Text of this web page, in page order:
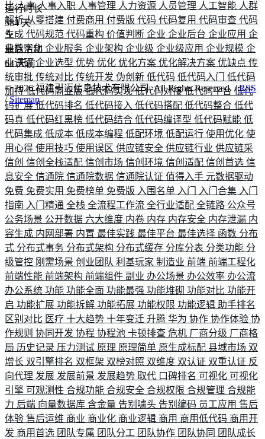
比人事人事入职 人事管理 人力资源 人员管理 人工智能 人群
解析从零搭建 付费商用 付费版 代码 代码复用 代码审查 代码
生成 代码规范 代码重构 价值判断 企业 企业后台 企业应用 企
业数字化 企业服务 企业架构 企业级 企业级应用 企业规模 企
业调研企业选型 优势 优化 优化方案 优化解决方案 优缺点 传
统审批 传统对比 传统开发 伪创新 低代码 低代码入门 低代码
加持低代码商业版低代码实现低代码对接低代码平台 低代
码扩展低代码排名 低代码接入 低代码搭配 低代码整合 低代
码真 低代码红黑榜 低代码结合 低代码编译型 低代码赋能 低
代码集成 低成本 低成本编程 低配环境 低配运行 使用优化 使
用心得 使用技巧 使用误区 供应链安全 供应链行业 供应链采
信创 信创全栈适配 信创市场 信创环境 信创适配 信创首选 信
息安全 信通院 信通院数据 信通院认证 值得入手 元数据驱动
免费 免费实用 免费榜单 免费版 入围名单 入门 入门合集 入门
指南 入门精通 全栈 全流程工作流 全行业适配 全链路 公众号
公务场景 公开数据 六大维度 内卷 内存 内存安全 内存泄漏 内
容生成 内网部署 内置 最佳实践 最佳平台 最佳选择 函数 分布
式 分布式事务 分布式架构 分布式缓存 分库分表 分类功能 分
级管控 刚需场景 创业团队 利基玩家 制造业 前端 前端工程化
前端性能 前端架构 前端组件 副业 办公场景 办公效率 办公流
办公系统 功能 功能全面 功能最强 功能堆砌 功能对比 功能开
启 功能扩展 功能拆解 功能拓展 功能权限 功能逻辑 助手排名
区别对比 医疗 十大趋势 十年变迁 升腾 华为 协作 协作体验 协
作规则 协同开发 协程 协程池 卡顿排查 危机 厂商分级 厂商格
局 历史记录 压力测试 原理 原理简单 原生成标配 县域市场 双
增长 双引擎排名 双框架 双榜对照 双维度 双认证 双重认证 反
向代理 发展 发展前景 发展趋势 取代 口碑排名 可视化 可视化
引擎 可观测性 合规功能 合规安全 合规权限 合规管理 合规能
力 后端 向量数据库 含金量 告别噱头 告别编码 员工应用 售后
体验 售后运维 商业 商业化 商业逻辑 商用 商用低代码 商用开
发 商用首选 团队专属 团队分工 团队协作 团队协同 团队成长
运行时长
584 天
最后活动
64 天前
©2026福建引迈信息技术有限公司. All Rights Reserved. /RSS
/Sitemap